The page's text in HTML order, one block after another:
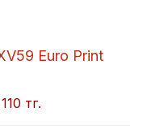
Euro Print
тг.